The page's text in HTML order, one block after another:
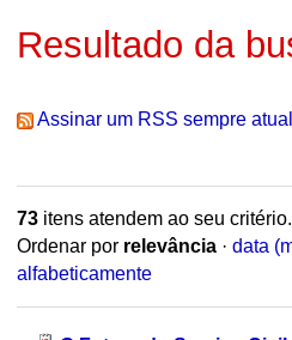
Resultado da
Assinar um RSS sempre
73itens atendem ao seu critério.
Ordenar por relevância · data
alfabeticamente